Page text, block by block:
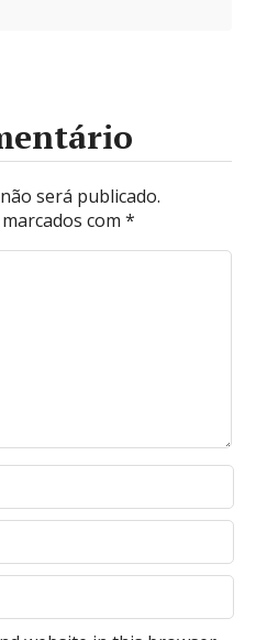
será publicado.
com*